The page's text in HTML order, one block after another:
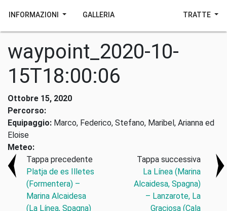
INFORMAZIONI GALLERIA TRATTE
waypoint_2020-10-
15T18:00:06
Ottobre 15, 2020
Percorso:
Equipaggio: Marco, Federico, Stefano, Maribel, Arianna ed
Eloise
Meteo:
Tappa precedente
Platja de es Illetes
(Formentera) –
Marina Alcaidesa
(La Línea, Spagna)
Tappa successiva
La Línea (Marina
Alcaidesa, Spagna)
– Lanzarote, La
Graciosa (Cala